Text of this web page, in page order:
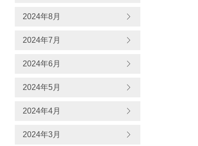
2024年8月
2024年7月
2024年6月
2024年5月
2024年4月
2024年3月